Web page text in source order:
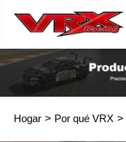
Hogar Por qué VRX